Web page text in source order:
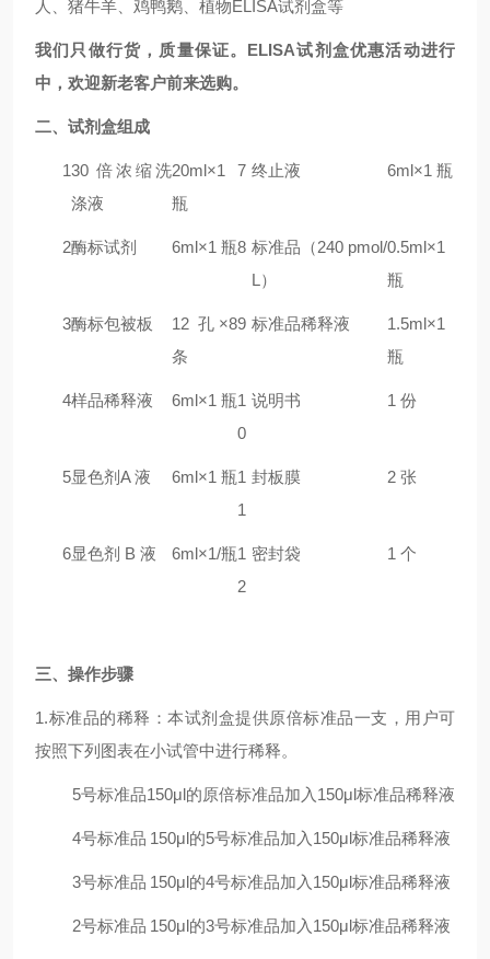
人、猪牛羊、鸡鸭鹅、植物ELISA试剂盒等
我们只做行货，质量保证。ELISA试剂盒优惠活动进行
中，欢迎新老客户前来选购。
二、试剂盒组成
130 倍浓缩洗
涤液
20ml×1
瓶
7 终止液 6ml×1 瓶
2酶标试剂 6ml×1 瓶8 标准品（240 pmol/
L）
0.5ml×1
瓶
3酶标包被板
12 孔×8
条
9 标准品稀释液
1.5ml×1
瓶
4样品稀释液 6ml×1 瓶1
0
说明书 1 份
5显色剂A 液 6ml×1 瓶1
1
封板膜 2 张
6显色剂 B 液 6ml×1/瓶1
2
密封袋 1 个
三、操作步骤
1.标准品的稀释：本试剂盒提供原倍标准品一支，用户可
按照下列图表在小试管中进行稀释。
5号标准品150μl的原倍标准品加入150μl标准品稀释液
4号标准品 150μl的5号标准品加入150μl标准品稀释液
3号标准品 150μl的4号标准品加入150μl标准品稀释液
2号标准品 150μl的3号标准品加入150μl标准品稀释液